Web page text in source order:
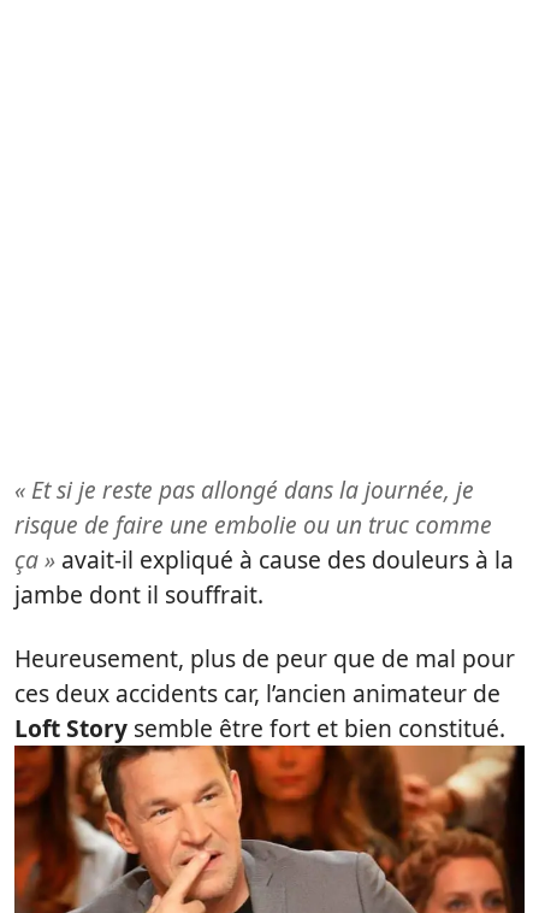
« Et si je reste pas allongé dans la journée, je
risque de faire une embolie ou un truc comme
ça » avait-il expliqué à cause des douleurs à la
jambe dont il souffrait.
Heureusement, plus de peur que de mal pour
ces deux accidents car, l’ancien animateur de
Loft Story semble être fort et bien constitué.